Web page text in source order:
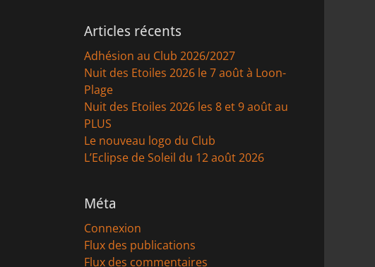
Articles récents
Adhésion au Club 2026/2027
Nuit des Etoiles 2026 le 7 août à Loon-
Plage
Nuit des Etoiles 2026 les 8 et 9 août au
PLUS
Le nouveau logo du Club
L’Eclipse de Soleil du 12 août 2026
Méta
Connexion
Flux des publications
Flux des commentaires